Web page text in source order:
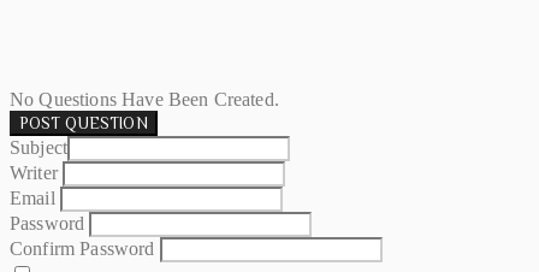
No Questions Have Been Created.
POST QUESTION
Subject
Writer
Email
Password
Confirm Password